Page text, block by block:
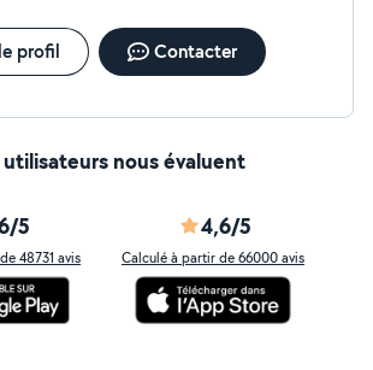
profil Contacter
utilisateurs nous évaluent
5
48731 avis
4,6/5
Calculé à partir de 66000 avis